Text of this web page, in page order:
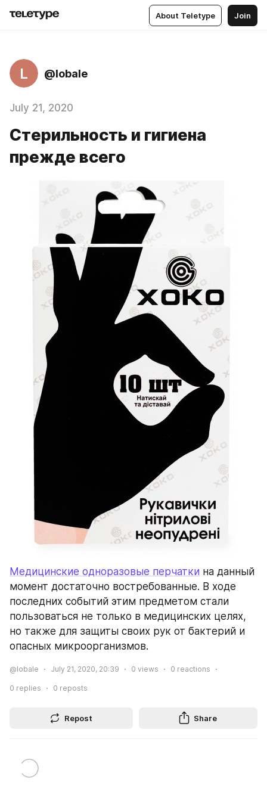
About Teletype Join
L @lobale
July 21, 2020
Стерильность и гигиена
прежде всего
Медицинские одноразовые перчатки на данный
момент достаточно востребованные. В ходе
последних событий этим предметом стали
пользоваться не только в медицинских целях,
но также для защиты своих рук от бактерий и
опасных микроорганизмов.
@lobale July 21, 2020, 20:39 0 views 0 reactions
0 replies 0 reposts
Repost Share